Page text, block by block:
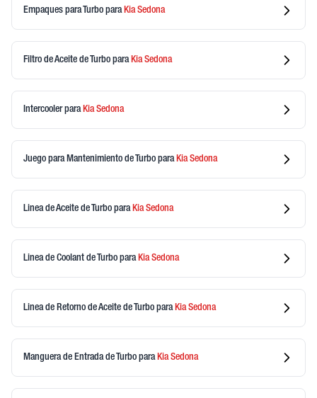
Empaques para Turbo para KiaSedona
Filtro de Aceite de Turbo para KiaSedona
Intercoolerpara KiaSedona
Juego para Mantenimiento de Turbo para KiaSedona
Linea de Aceite de Turbo para KiaSedona
Linea de Coolant de Turbo para KiaSedona
Linea de Retorno de Aceite de Turbo para KiaSedona
Manguera de Entrada de Turbo para KiaSedona